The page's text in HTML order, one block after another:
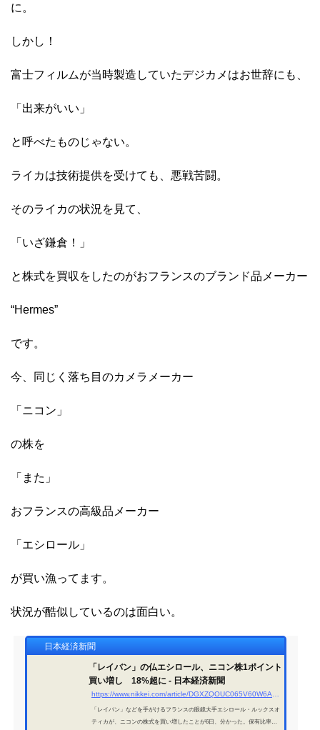
に。
しかし！
富士フィルムが当時製造していたデジカメはお世辞にも、
「出来がいい」
と呼べたものじゃない。
ライカは技術提供を受けても、悪戦苦闘。
そのライカの状況を見て、
「いざ鎌倉！」
と株式を買収をしたのがおフランスのブランド品メーカー
“Hermes”
です。
今、同じく落ち目のカメラメーカー
「ニコン」
の株を
「また」
おフランスの高級品メーカー
「エシロール」
が買い漁ってます。
状況が酷似しているのは面白い。
日本経済新聞
「レイバン」の仏エシロール、ニコン株1ポイント
買い増し 18%超に - 日本経済新聞
「レイバン」などを手がけるフランスの眼鏡大手エシロール・ルックスオ
ティカが、ニコンの株式を買い増したことが6日、分かった。保有比率は1